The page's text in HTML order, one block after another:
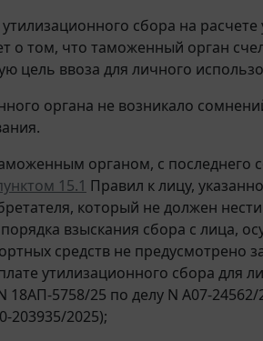
сбора на
о том, что таможенный орган
цель ввоза для личного
органа не возникало
органом, с последнего
15.1 Правил к лицу,
который не должен нести
взыскания сбора с лица,
средств не предусмотрено
утилизационного сбора для
18АП-5758/25 по делу N А07-24562/
203935/2025);